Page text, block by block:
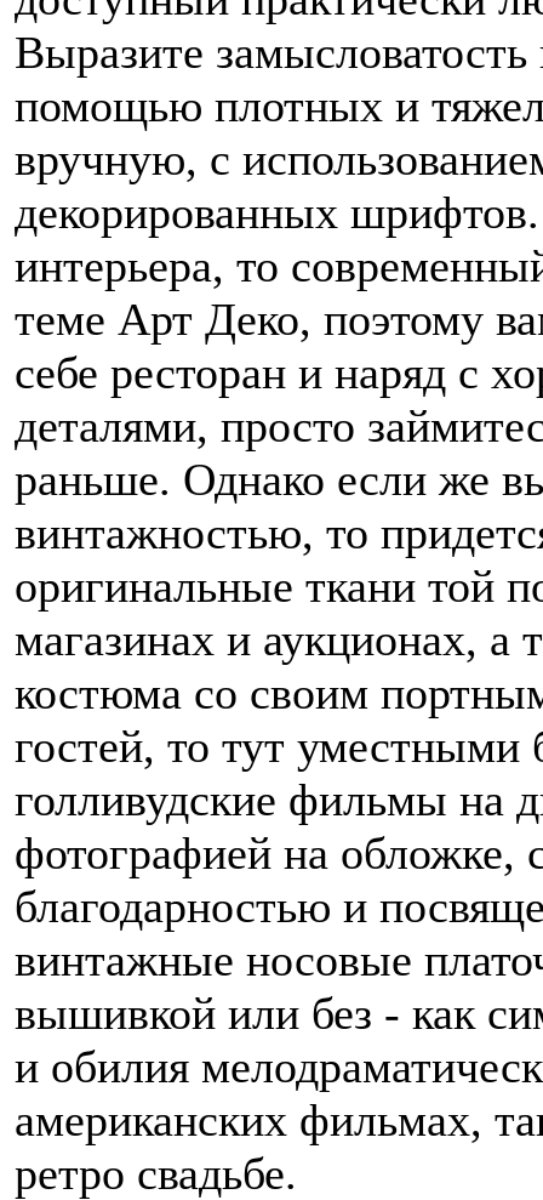
Выразите
помощью плотных и
вручную, с
декорированных
интерьера, то
теме Арт Деко, поэтому
себе ресторан и наряд с
деталями, просто
раньше. Однако если же
винтажностью, то
оригинальные ткани той
магазинах и аукционах, а
костюма со своим
гостей, то тут уместными
голливудские фильмы на
фотографией на обложке,
благодарностью и
винтажные носовые
вышивкой или без - как
и обилия
американских фильмах,
ретро свадьбе.